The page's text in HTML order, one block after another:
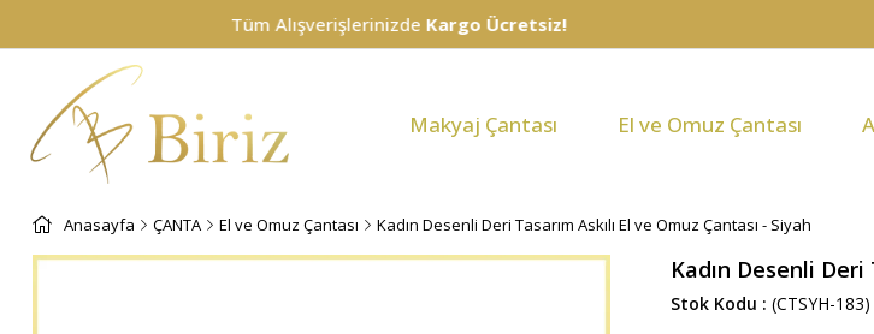
Makyaj Çantası El ve Omuz Çantası
Anasayfa ÇANTA El ve Omuz Çantası Kadın Desenli Deri Tasarım Askılı El ve Omuz Çantası - Siyah
Kadın Desenli Deri
Stok Kodu (CTSYH-183)
Tüm AlışverişlerinizdeKargo Ücretsiz!